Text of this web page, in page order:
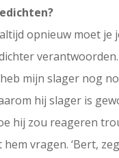
opnieuw moet je
mijn slager nog
hij slager is
hij zou reageren
vragen. ‘Bert,